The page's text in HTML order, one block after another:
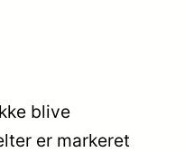
blive
er markeret